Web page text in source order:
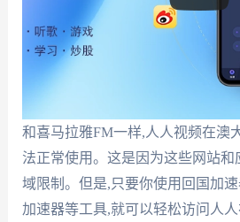
和喜马拉雅FM一样,人人视频在澳
法正常使用。这是因为这些网站
域限制。但是,只要你使用回国加
加速器等工具,就可以轻松访问人